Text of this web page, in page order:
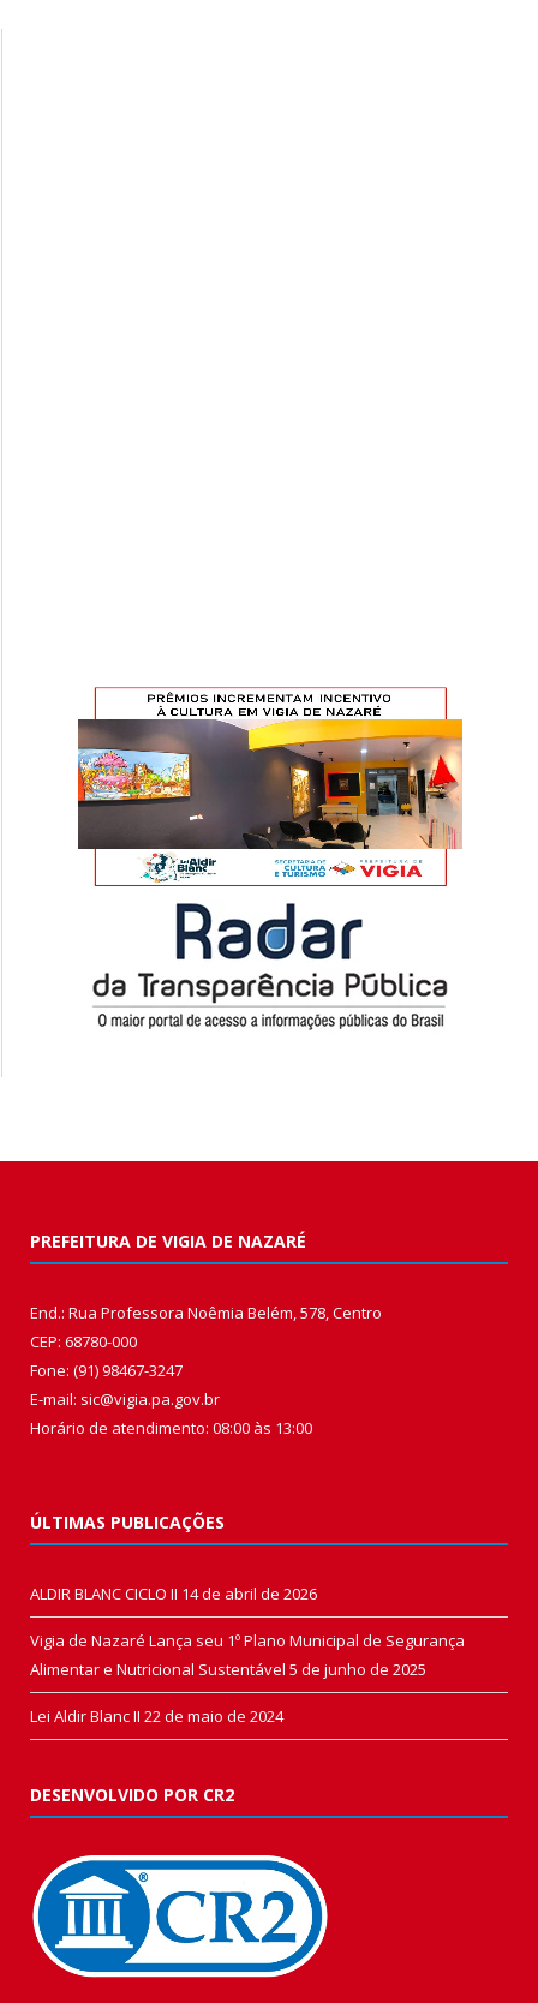
PREFEITURA DE VIGIA DE NAZARÉ
End.: Rua Professora Noêmia Belém, 578, Centro
CEP: 68780-000
Fone: (91) 98467-3247
E-mail: sic@vigia.pa.gov.br
Horário de atendimento: 08:00 às 13:00
ÚLTIMAS PUBLICAÇÕES
ALDIR BLANC CICLO II 14 de abril de 2026
Vigia de Nazaré Lança seu 1º Plano Municipal de Segurança
Alimentar e Nutricional Sustentável 5 de junho de 2025
Lei Aldir Blanc II 22 de maio de 2024
DESENVOLVIDO POR CR2